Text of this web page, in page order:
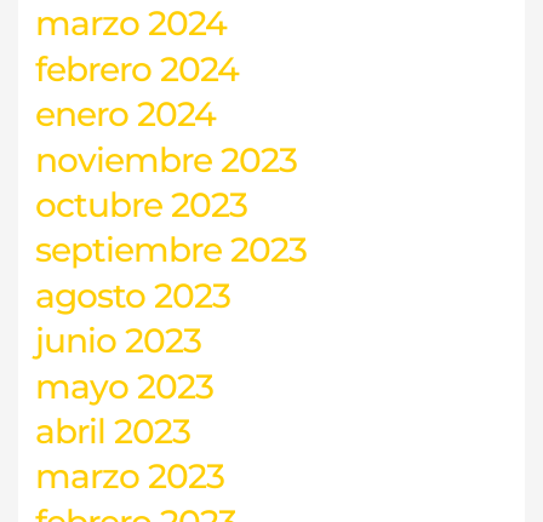
marzo 2024
febrero 2024
enero 2024
noviembre 2023
octubre 2023
septiembre 2023
agosto 2023
junio 2023
mayo 2023
abril 2023
marzo 2023